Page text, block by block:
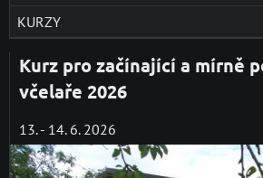
KURZY
Kurz pro začínající a mírně
včelaře 2026
13. - 14. 6. 2026